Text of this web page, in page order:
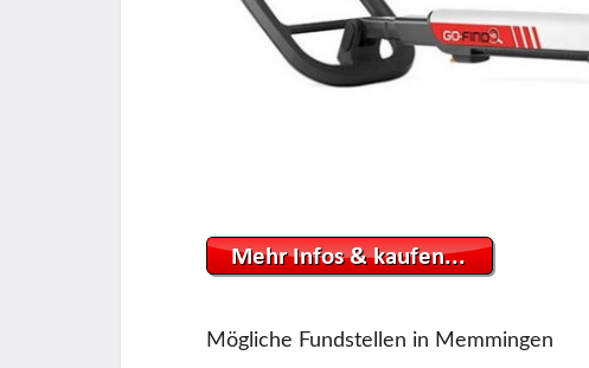
Mögliche Fundstellen in Memmingen